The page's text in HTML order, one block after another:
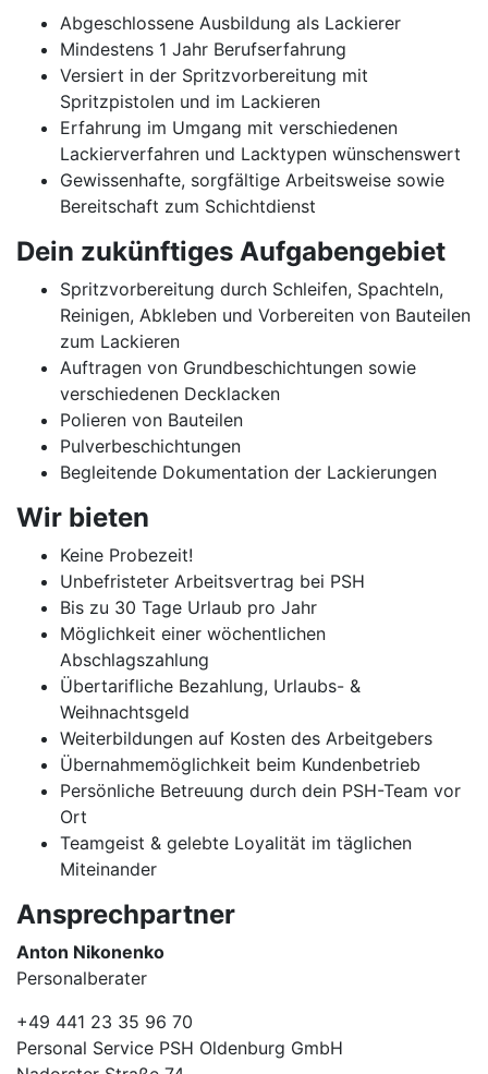
Abgeschlossene Ausbildung als Lackierer
Mindestens 1 Jahr Berufserfahrung
Versiert in der Spritzvorbereitung mit
Spritzpistolen und im Lackieren
Erfahrung im Umgang mit verschiedenen
Lackierverfahren und Lacktypen wünschenswert
Gewissenhafte, sorgfältige Arbeitsweise sowie
Bereitschaft zum Schichtdienst
Dein zukünftiges Aufgabengebiet
Spritzvorbereitung durch Schleifen, Spachteln,
Reinigen, Abkleben und Vorbereiten von Bauteilen
zum Lackieren
Auftragen von Grundbeschichtungen sowie
verschiedenen Decklacken
Polieren von Bauteilen
Pulverbeschichtungen
Begleitende Dokumentation der Lackierungen
Wir bieten
Keine Probezeit!
Unbefristeter Arbeitsvertrag bei PSH
Bis zu 30 Tage Urlaub pro Jahr
Möglichkeit einer wöchentlichen
Abschlagszahlung
Übertarifliche Bezahlung, Urlaubs- &
Weihnachtsgeld
Weiterbildungen auf Kosten des Arbeitgebers
Übernahmemöglichkeit beim Kundenbetrieb
Persönliche Betreuung durch dein PSH-Team vor
Ort
Teamgeist & gelebte Loyalität im täglichen
Miteinander
Ansprechpartner
Anton Nikonenko
Personalberater
+49 441 23 35 96 70
Personal Service PSH Oldenburg GmbH